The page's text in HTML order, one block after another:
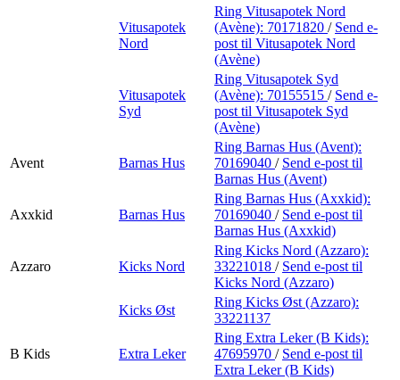
Vitusapotek
Nord
Ring Vitusapotek Nord
(Avène): 70171820 / Send e-
post til Vitusapotek Nord
(Avène)
Vitusapotek
Syd
Ring Vitusapotek Syd
(Avène): 70155515 / Send e-
post til Vitusapotek Syd
(Avène)
Avent Barnas Hus
Ring Barnas Hus (Avent):
70169040 / Send e-post til
Barnas Hus (Avent)
Axxkid Barnas Hus
Ring Barnas Hus (Axxkid):
70169040 / Send e-post til
Barnas Hus (Axxkid)
Azzaro Kicks Nord
Ring Kicks Nord (Azzaro):
33221018 / Send e-post til
Kicks Nord (Azzaro)
Kicks Øst
Ring Kicks Øst (Azzaro):
33221137
B Kids Extra Leker
Ring Extra Leker (B Kids):
47695970 / Send e-post til
Extra Leker (B Kids)